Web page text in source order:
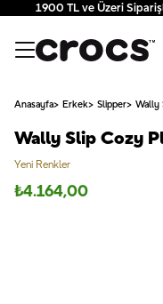
1900 TL ve Üzeri
Anasayfa Erkek Slipper Wally
Wally Slip Cozy
Yeni Renkler
₺4.164,00